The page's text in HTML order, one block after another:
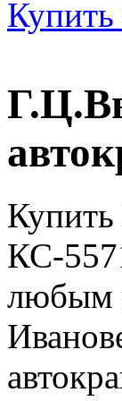
Купить
КС-
любым